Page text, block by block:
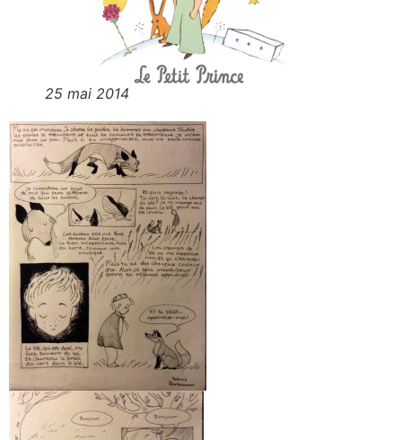
25 mai 2014